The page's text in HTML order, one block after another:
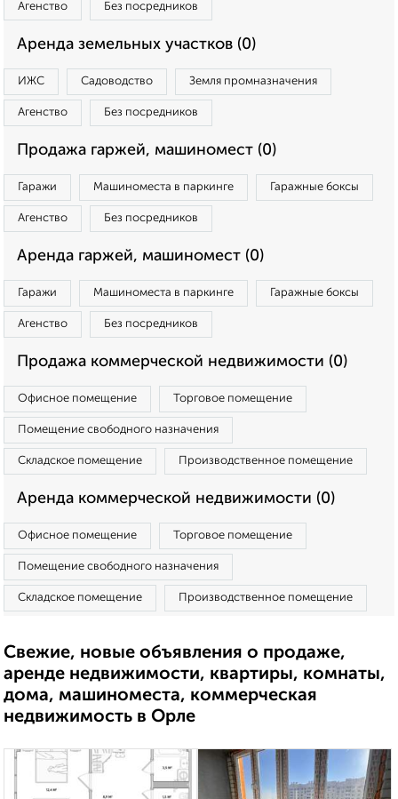
Агенство Без посредников
Аренда земельных участков (0)
ИЖС Садоводство Земля промназначения
Агенство Без посредников
Продажа гаржей, машиномест (0)
Гаражи Машиноместа в паркинге Гаражные боксы
Агенство Без посредников
Аренда гаржей, машиномест (0)
Гаражи Машиноместа в паркинге Гаражные боксы
Агенство Без посредников
Продажа коммерческой недвижимости (0)
Офисное помещение Торговое помещение
Помещение свободного назначения
Складское помещение Производственное помещение
Аренда коммерческой недвижимости (0)
Офисное помещение Торговое помещение
Помещение свободного назначения
Складское помещение Производственное помещение
Свежие, новые объявления о продаже,
аренде недвижимости, квартиры, комнаты,
дома, машиноместа, коммерческая
недвижимость в Орле